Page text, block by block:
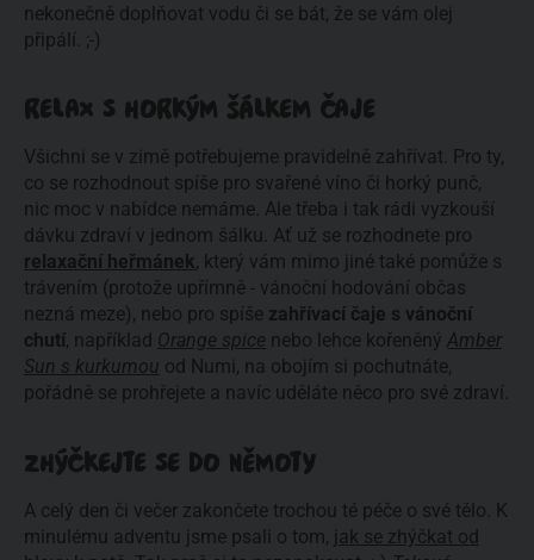
nekonečně doplňovat vodu či se bát, že se vám olej
připálí. ;-)
RELAX S HORKÝM ŠÁLKEM ČAJE
Všichni se v zimě potřebujeme pravidelně zahřívat. Pro ty,
co se rozhodnout spíše pro svařené víno či horký punč,
nic moc v nabídce nemáme. Ale třeba i tak rádi vyzkouší
dávku zdraví v jednom šálku. Ať už se rozhodnete pro
relaxační heřmánek, který vám mimo jiné také pomůže s
trávením (protože upřímně - vánoční hodování občas
nezná meze), nebo pro spíše zahřívací čaje s vánoční
chutí, například Orange spice nebo lehce kořeněný Amber
Sun s kurkumou od Numi, na obojím si pochutnáte,
pořádně se prohřejete a navíc uděláte něco pro své zdraví.
ZHÝČKEJTE SE DO NĚMOTY
A celý den či večer zakončete trochou té péče o své tělo. K
minulému adventu jsme psali o tom, jak se zhýčkat od